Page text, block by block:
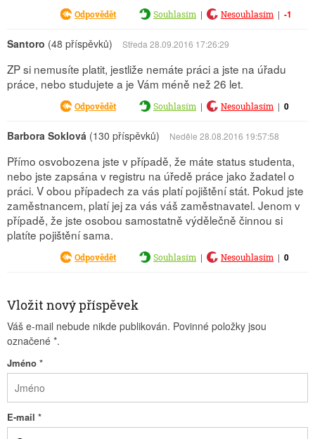
Odpovědět Souhlasím | Nesouhlasím | -1
Santoro (48 příspěvků) Středa 28.09.2016 17:26:29
ZP si nemusíte platit, jestliže nemáte práci a jste na úřadu
práce, nebo studujete a je Vám méně než 26 let.
Odpovědět Souhlasím | Nesouhlasím | 0
Barbora Soklová (130 příspěvků) Neděle 28.08.2016 19:57:58
Přímo osvobozena jste v případě, že máte status studenta,
nebo jste zapsána v registru na úředě práce jako žadatel o
práci. V obou případech za vás platí pojištění stát. Pokud jste
zaměstnancem, platí jej za vás váš zaměstnavatel. Jenom v
případě, že jste osobou samostatně výdělečně činnou si
platíte pojištění sama.
Odpovědět Souhlasím | Nesouhlasím | 0
Vložit nový příspěvek
Váš e-mail nebude nikde publikován. Povinné položky jsou
označené *.
Jméno *
E-mail *